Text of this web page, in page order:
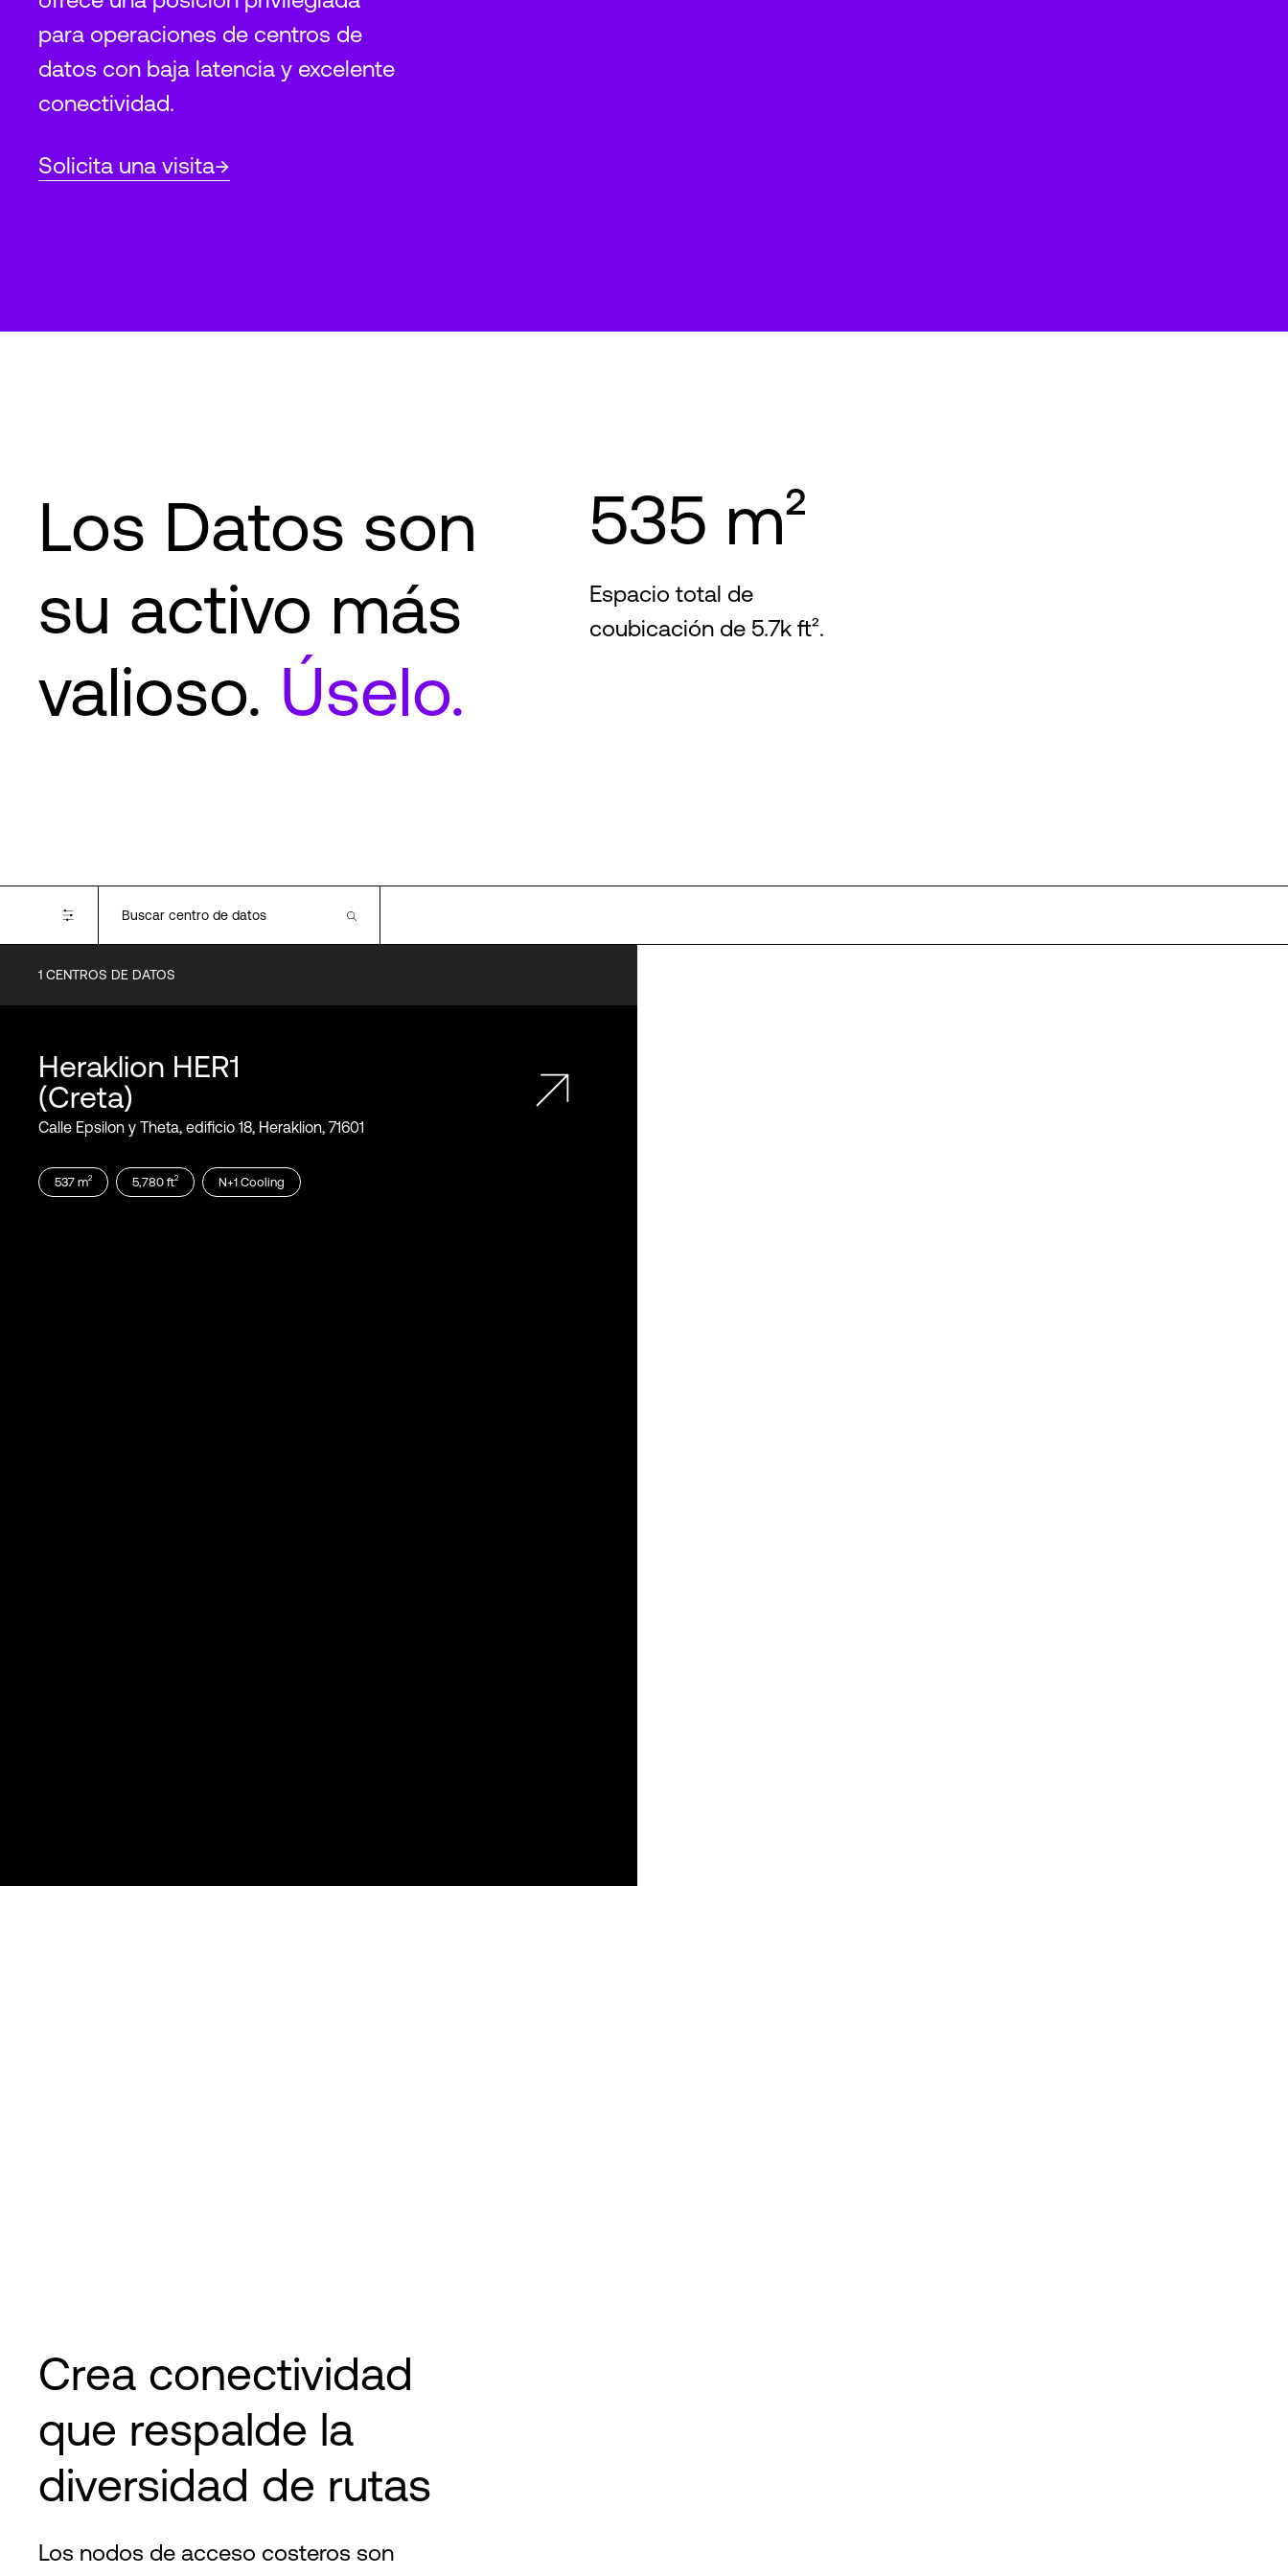
para operaciones de centros de
datos con baja latencia y excelente
conectividad.
Solicita una visita
Los Datos son
su activo más
valioso. Úselo.
535 m²
Espacio total de
coubicación de 5.7k ft².
ISO 45001 ISO 9001
ISO 22301
1 CENTROS DE DATOS
Heraklion HER1
(Creta)
Calle Epsilon y Theta, edificio 18, Heraklion, 71601
537 m2 5,780 ft2 N+1 Cooling
Crea conectividad
que respalde la
diversidad de rutas
Los nodos de acceso costeros son